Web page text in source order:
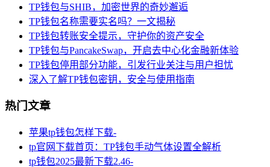
TP钱包与SHIB，加密世界的奇妙邂逅
TP钱包名称需要实名吗？一文揭秘
TP钱包转账安全提示，守护你的资产安全
TP钱包与PancakeSwap，开启去中心化金融新体验
TP钱包停用部分功能，引发行业关注与用户担忧
深入了解TP钱包密钥，安全与使用指南
热门文章
苹果tp钱包怎样下载-
tp官网下载首页：TP钱包手动气体设置全解析
tp钱包2025最新下载2.46-